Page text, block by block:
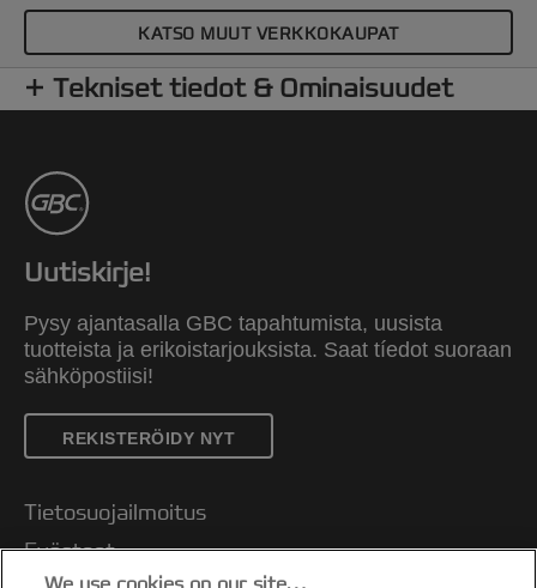
KATSO MUUT VERKKOKAUPAT
Tekniset tiedot & Ominaisuudet
Uutiskirje!
Pysy ajantasalla GBC tapahtumista, uusista
tuotteista ja erikoistarjouksista. Saat tíedot suoraan
sähköpostiisi!
REKISTERÖIDY NYT
Tietosuojailmoitus
Evästeet